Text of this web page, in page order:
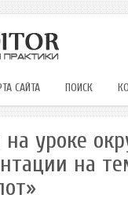
САЙТА ПОИСК
уроке
на